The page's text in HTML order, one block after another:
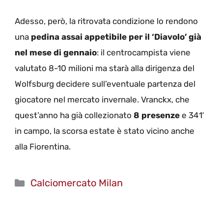
Adesso, però, la ritrovata condizione lo rendono
una pedina assai appetibile per il ‘Diavolo’ già
nel mese di gennaio: il centrocampista viene
valutato 8-10 milioni ma starà alla dirigenza del
Wolfsburg decidere sull’eventuale partenza del
giocatore nel mercato invernale. Vranckx, che
quest’anno ha già collezionato 8 presenze e 341′
in campo, la scorsa estate è stato vicino anche
alla Fiorentina.
Categorie
Calciomercato Milan